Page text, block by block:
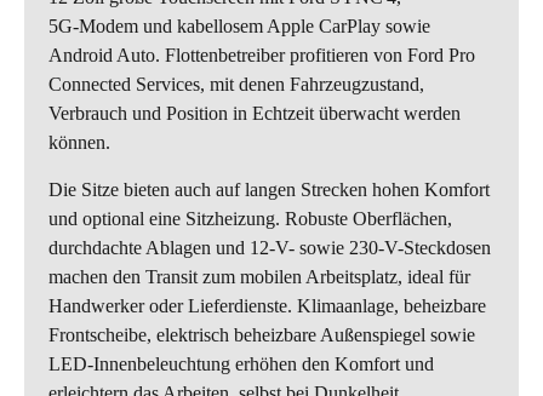
5G‑Modem und kabellosem Apple CarPlay sowie
Android Auto. Flottenbetreiber profitieren von Ford Pro
Connected Services, mit denen Fahrzeugzustand,
Verbrauch und Position in Echtzeit überwacht werden
können.
Die Sitze bieten auch auf langen Strecken hohen Komfort
und optional eine Sitzheizung. Robuste Oberflächen,
durchdachte Ablagen und 12‑V- sowie 230‑V-Steckdosen
machen den Transit zum mobilen Arbeitsplatz, ideal für
Handwerker oder Lieferdienste. Klimaanlage, beheizbare
Frontscheibe, elektrisch beheizbare Außenspiegel sowie
LED-Innenbeleuchtung erhöhen den Komfort und